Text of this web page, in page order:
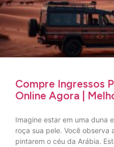
Compre Ingressos
Online Agora |
Imagine estar em uma duna
roça sua pele. Você observa
pintarem o céu da Arábia.